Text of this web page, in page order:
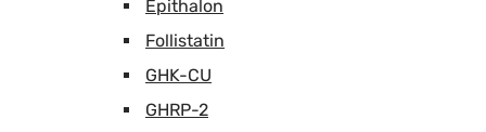
Epithalon
Follistatin
GHK-CU
GHRP-2